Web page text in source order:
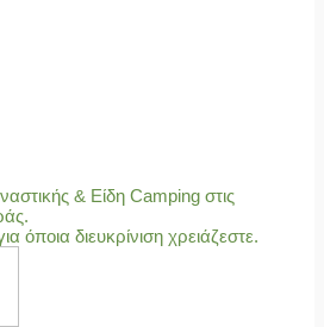
& Είδη Camping στις
όποια διευκρίνιση χρειάζεστε.